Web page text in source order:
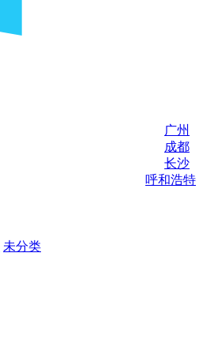
广州
成都
长沙
呼和浩特
未分类